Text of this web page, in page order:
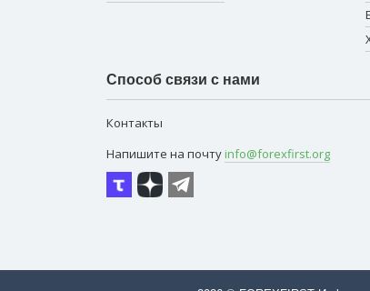
Способ связи с нами
Контакты
Напишите на почту info@forexfirst.org